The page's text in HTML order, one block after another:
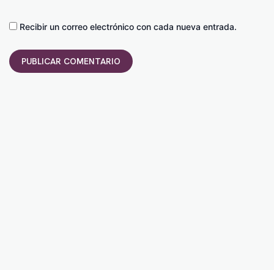
Recibir un correo electrónico con cada nueva entrada.